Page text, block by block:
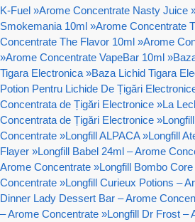
K-Fuel »Arome Concentrate Nasty Juice
Smokemania 10ml »Arome Concentrate
Concentrate The Flavor 10ml »Arome
»Arome Concentrate VapeBar 10ml »
Tigara Electronica »Baza Lichid Tigara
Potion Pentru Lichide De Țigări
Concentrata de Țigări Electronice »La
Concentrata de Țigări Electronice »
Concentrate »Longfill ALPACA »Longfill
Flayer »Longfill Babel 24ml – Arome
Arome Concentrate »Longfill Bombo
Concentrate »Longfill Curieux Potions –
Dinner Lady Dessert Bar – Arome
– Arome Concentrate »Longfill Dr Frost –